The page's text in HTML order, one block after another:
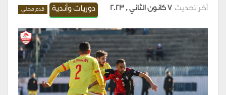
دوريات وأندية قدم محلي آخر تحديث7 كانون الثاني , 2023